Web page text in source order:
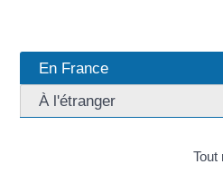
En France
À l'étranger
Tout